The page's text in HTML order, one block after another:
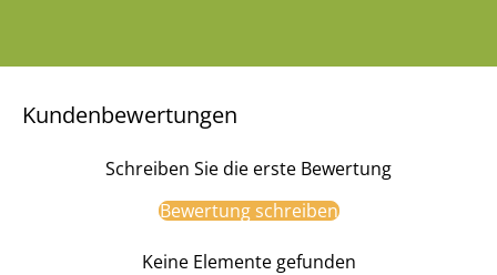
Kundenbewertungen
Schreiben Sie die erste Bewertung
Bewertung schreiben
Keine Elemente gefunden